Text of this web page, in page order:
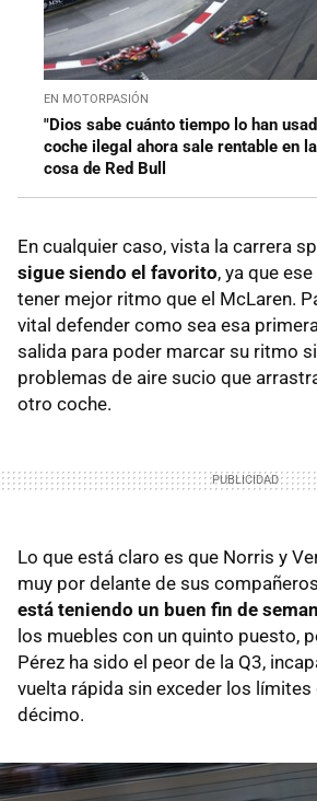
EN MOTORPASIÓN
"Dios sabe cuánto tiempo lo han
coche ilegal ahora sale rentable en
cosa de Red Bull
En cualquier caso, vista la carrera
sigue siendo el favorito, ya que
tener mejor ritmo que el McLaren.
vital defender como sea esa
salida para poder marcar su ritmo
problemas de aire sucio que
otro coche.
Lo que está claro es que Norris y
muy por delante de sus
está teniendo un buen fin de
los muebles con un quinto puesto,
Pérez ha sido el peor de la Q3,
vuelta rápida sin exceder los límites
décimo.